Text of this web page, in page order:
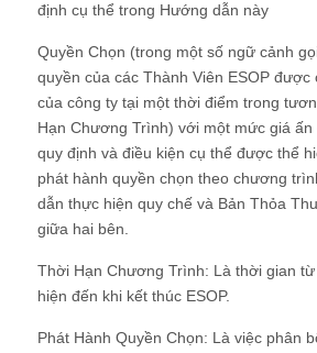
định cụ thể trong Hướng dẫn này
Quyền Chọn (trong một số ngữ cảnh
quyền của các Thành Viên ESOP được
của công ty tại một thời điểm trong
Hạn Chương Trình) với một mức giá
quy định và điều kiện cụ thể được thể
phát hành quyền chọn theo chương
dẫn thực hiện quy chế và Bản Thỏa
giữa hai bên.
Thời Hạn Chương Trình: Là thời gian
hiện đến khi kết thúc ESOP.
Phát Hành Quyền Chọn: Là việc phân